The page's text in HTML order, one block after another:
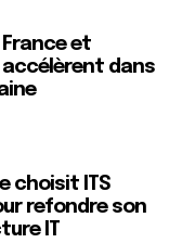
France et
accélèrent dans
choisit ITS
refondre son
IT